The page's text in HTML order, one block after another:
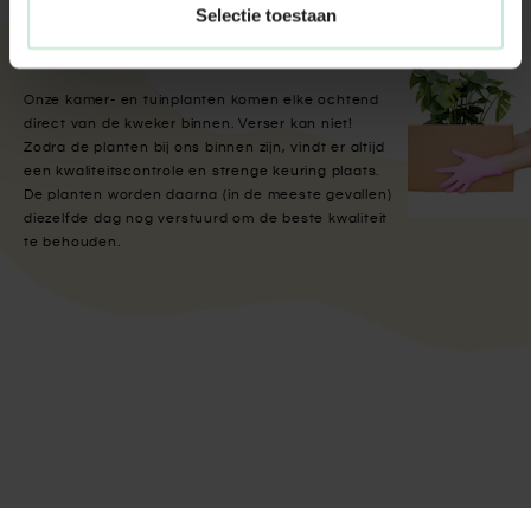
Selectie toestaan
Onze kamer- en tuinplanten komen elke ochtend
direct van de kweker binnen. Verser kan niet!
Zodra de planten bij ons binnen zijn, vindt er altijd
een kwaliteitscontrole en strenge keuring plaats.
De planten worden daarna (in de meeste gevallen)
diezelfde dag nog verstuurd om de beste kwaliteit
te behouden.